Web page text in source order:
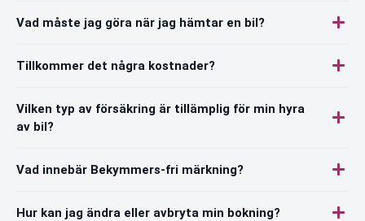
Vad måste jag göra när jag hämtar en bil?
Tillkommer det några kostnader?
Vilken typ av försäkring är tillämplig för min hyra
av bil?
Vad innebär Bekymmers-fri märkning?
Hur kan jag ändra eller avbryta min bokning?